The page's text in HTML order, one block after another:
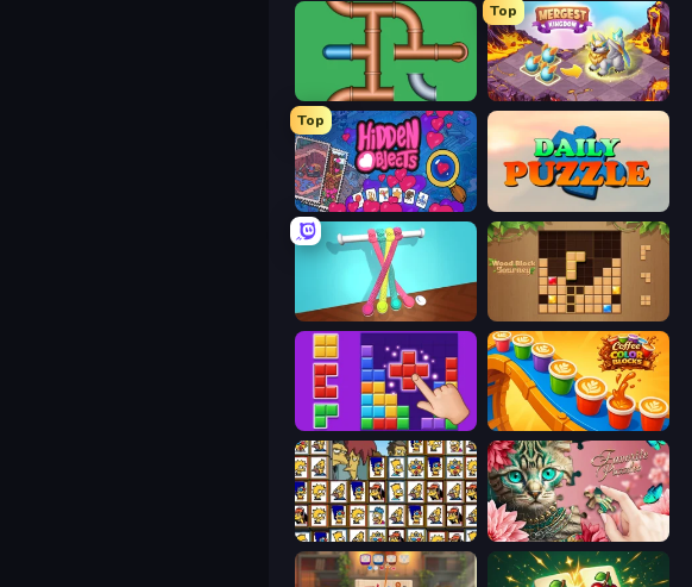
Plumber Pipe Out
Top
Mergest Kingdom
Top
Hidden Objects Daily Puzzle
Tangle Master Wood Block Journey
BlockBuster Puzzle Coffee Color Blocks
Tiles of the Simpsons Favorite Puzzles